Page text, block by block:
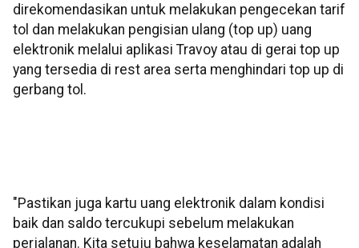
direkomendasikan untuk melakukan pengecekan tarif
tol dan melakukan pengisian ulang (top up) uang
elektronik melalui aplikasi Travoy atau di gerai top up
yang tersedia di rest area serta menghindari top up di
gerbang tol.
"Pastikan juga kartu uang elektronik dalam kondisi
baik dan saldo tercukupi sebelum melakukan
perjalanan. Kita setuju bahwa keselamatan adalah